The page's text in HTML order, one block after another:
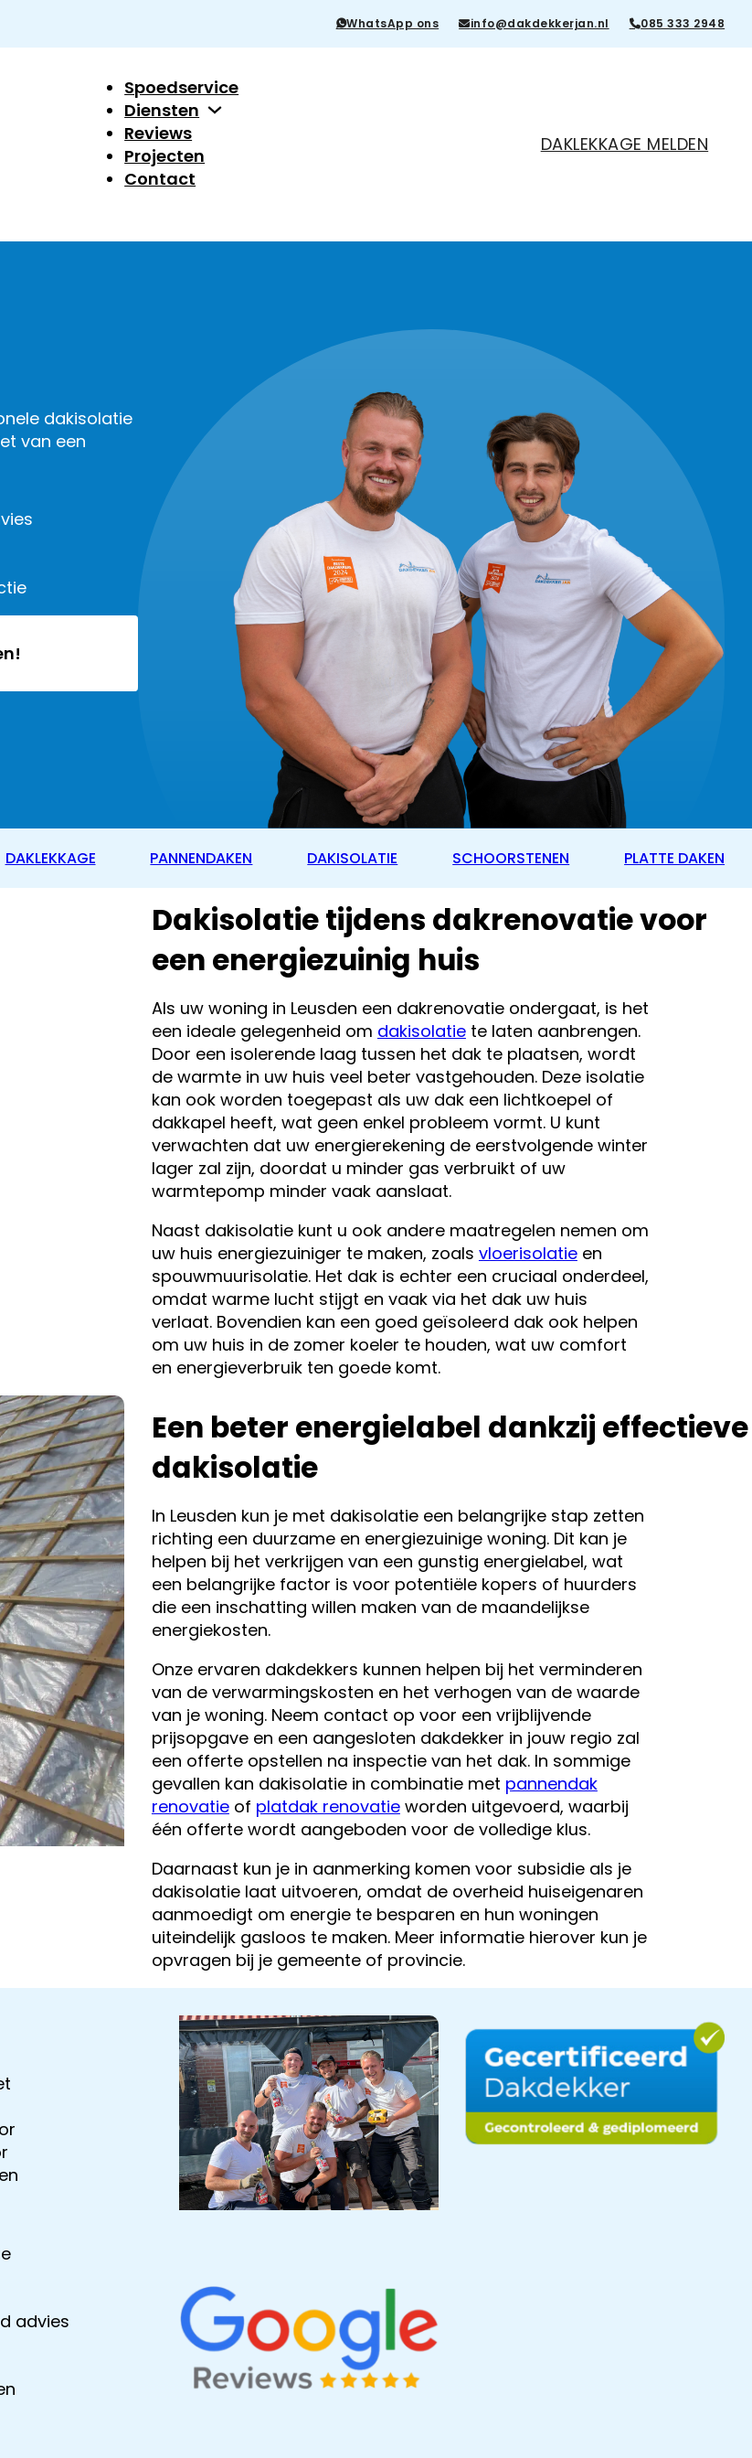
WhatsApp ons info@dakdekkerjan.nl 085 333 2948
Spoedservice
Diensten
Reviews
Projecten
Contact
DAKLEKKAGE MELDEN
dakisolatie
van een
DAKLEKKAGE PANNENDAKEN DAKISOLATIE SCHOORSTENEN PLATTE DAKEN
Dakisolatie tijdens dakrenovatie voor
een energiezuinig huis
Als uw woning in Leusden een dakrenovatie ondergaat, is het
een ideale gelegenheid om dakisolatiete laten aanbrengen.
Door een isolerende laag tussen het dak te plaatsen, wordt
de warmte in uw huis veel beter vastgehouden. Deze isolatie
kan ook worden toegepast als uw dak een lichtkoepel of
dakkapel heeft, wat geen enkel probleem vormt. U kunt
verwachten dat uw energierekening de eerstvolgende winter
lager zal zijn, doordat u minder gas verbruikt of uw
warmtepomp minder vaak aanslaat.
Naast dakisolatie kunt u ook andere maatregelen nemen om
uw huis energiezuiniger te maken, zoals vloerisolatieen
spouwmuurisolatie. Het dak is echter een cruciaal onderdeel,
omdat warme lucht stijgt en vaak via het dak uw huis
verlaat. Bovendien kan een goed geïsoleerd dak ook helpen
om uw huis in de zomer koeler te houden, wat uw comfort
en energieverbruik ten goede komt.
Een beter energielabel dankzij effectieve
dakisolatie
In Leusden kun je met dakisolatie een belangrijke stap zetten
richting een duurzame en energiezuinige woning. Dit kan je
helpen bij het verkrijgen van een gunstig energielabel, wat
een belangrijke factor is voor potentiële kopers of huurders
die een inschatting willen maken van de maandelijkse
energiekosten.
Onze ervaren dakdekkers kunnen helpen bij het verminderen
van de verwarmingskosten en het verhogen van de waarde
van je woning. Neem contact op voor een vrijblijvende
prijsopgave en een aangesloten dakdekker in jouw regio zal
een offerte opstellen na inspectie van het dak. In sommige
gevallen kan dakisolatie in combinatie met pannendak
renovatieof platdak renovatieworden uitgevoerd, waarbij
één offerte wordt aangeboden voor de volledige klus.
Daarnaast kun je in aanmerking komen voor subsidie als je
dakisolatie laat uitvoeren, omdat de overheid huiseigenaren
aanmoedigt om energie te besparen en hun woningen
uiteindelijk gasloos te maken. Meer informatie hierover kun je
opvragen bij je gemeente of provincie.
advies